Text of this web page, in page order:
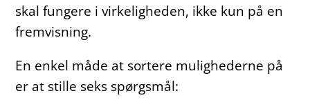
skal fungere i virkeligheden, ikke kun på en
fremvisning.
En enkel måde at sortere mulighederne på
er at stille seks spørgsmål: